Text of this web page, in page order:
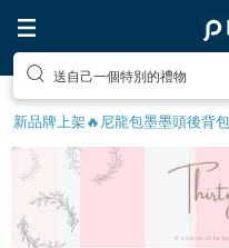
送自己一個特別的禮物
新品牌上架🔥尼龍包墨墨頭後背包